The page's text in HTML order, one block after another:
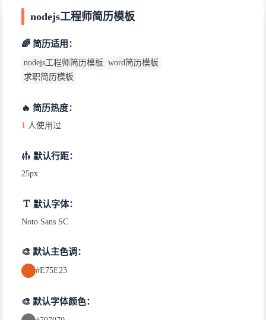
nodejs工程师简历模板
🌈 简历适用：
nodejs工程师简历模板 word简历模板
求职简历模板
🔥 简历热度：
1 人使用过
默认行距：
25px
默认字体：
Noto Sans SC
🎨 默认主色调：
#E75E23
🎨 默认字体颜色：